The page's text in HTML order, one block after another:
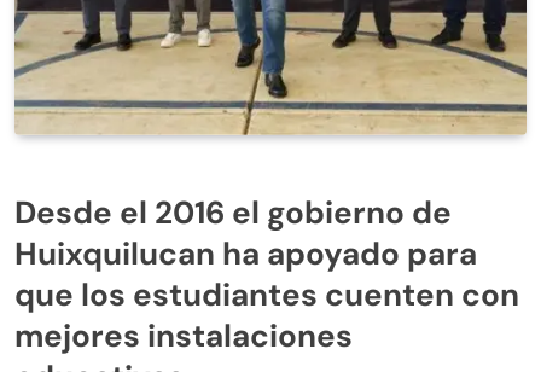
Desde el 2016 el gobierno de
Huixquilucan ha apoyado para
que los estudiantes cuenten con
mejores instalaciones